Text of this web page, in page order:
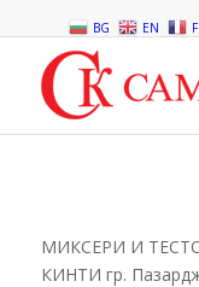
МИКСЕРИ И
КИНТИ гр.
BG EN